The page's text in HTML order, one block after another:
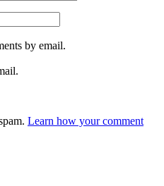
by email.
Learn how your comment